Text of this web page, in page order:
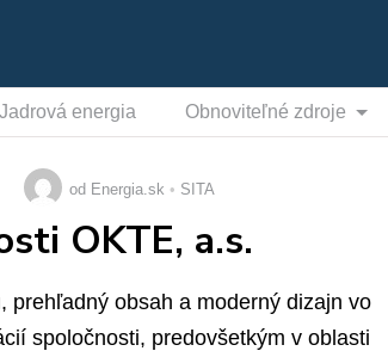
Jadrová energia Obnoviteľné zdroje
od Energia.sk SITA
OKTE, a.s.
prehľadný obsah a moderný dizajn vo
spoločnosti, predovšetkým v oblasti